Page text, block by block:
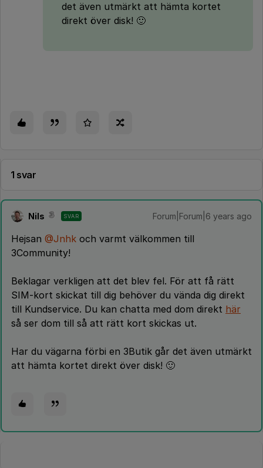
det även utmärkt att hämta kortet
direkt över disk! 🙂
1 svar
Nils SVAR Forum|Forum|6 years ago
Hejsan @Jnhk och varmt välkommen till
3Community!
Beklagar verkligen att det blev fel. För att få rätt
SIM-kort skickat till dig behöver du vända dig direkt
till Kundservice. Du kan chatta med dom direkt här
så ser dom till så att rätt kort skickas ut.
Har du vägarna förbi en 3Butik går det även utmärkt
att hämta kortet direkt över disk! 🙂